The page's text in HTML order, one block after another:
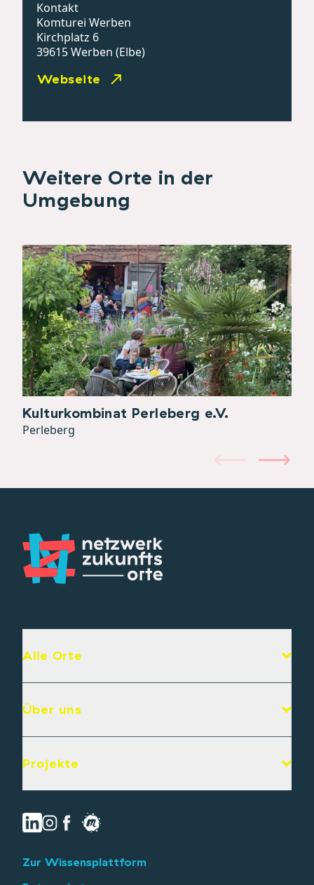
Kontakt
Komturei Werben
Kirchplatz 6
39615 Werben (Elbe)
Webseite
Weitere Orte in der
Umgebung
Kulturkombinat Perleberg e.V.
Perleberg
Alle Orte
Über uns
Projekte
Zur Wissensplattform